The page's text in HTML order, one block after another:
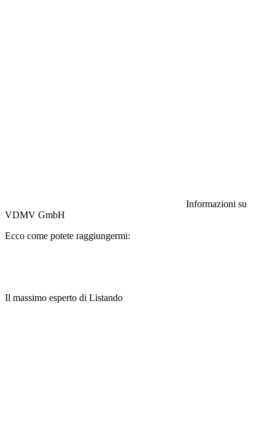
Informazioni su
VDMV GmbH
Ecco come potete raggiungermi:
Il massimo esperto di Listando